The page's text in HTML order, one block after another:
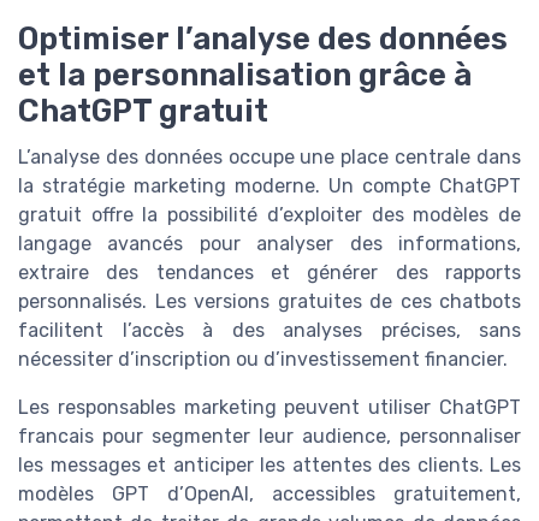
Optimiser l’analyse des données
et la personnalisation grâce à
ChatGPT gratuit
L’analyse des données occupe une place centrale dans
la stratégie marketing moderne. Un compte ChatGPT
gratuit offre la possibilité d’exploiter des modèles de
langage avancés pour analyser des informations,
extraire des tendances et générer des rapports
personnalisés. Les versions gratuites de ces chatbots
facilitent l’accès à des analyses précises, sans
nécessiter d’inscription ou d’investissement financier.
Les responsables marketing peuvent utiliser ChatGPT
francais pour segmenter leur audience, personnaliser
les messages et anticiper les attentes des clients. Les
modèles GPT d’OpenAI, accessibles gratuitement,